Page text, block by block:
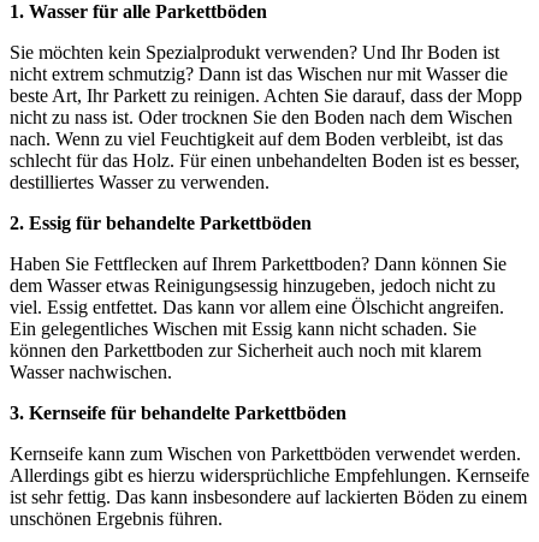
1. Wasser für alle Parkettböden
Sie möchten kein Spezialprodukt verwenden? Und Ihr Boden ist
nicht extrem schmutzig? Dann ist das Wischen nur mit Wasser die
beste Art, Ihr Parkett zu reinigen. Achten Sie darauf, dass der Mopp
nicht zu nass ist. Oder trocknen Sie den Boden nach dem Wischen
nach. Wenn zu viel Feuchtigkeit auf dem Boden verbleibt, ist das
schlecht für das Holz. Für einen unbehandelten Boden ist es besser,
destilliertes Wasser zu verwenden.
2. Essig für behandelte Parkettböden
Haben Sie Fettflecken auf Ihrem Parkettboden? Dann können Sie
dem Wasser etwas Reinigungsessig hinzugeben, jedoch nicht zu
viel. Essig entfettet. Das kann vor allem eine Ölschicht angreifen.
Ein gelegentliches Wischen mit Essig kann nicht schaden. Sie
können den Parkettboden zur Sicherheit auch noch mit klarem
Wasser nachwischen.
3. Kernseife für behandelte Parkettböden
Kernseife kann zum Wischen von Parkettböden verwendet werden.
Allerdings gibt es hierzu widersprüchliche Empfehlungen. Kernseife
ist sehr fettig. Das kann insbesondere auf lackierten Böden zu einem
unschönen Ergebnis führen.